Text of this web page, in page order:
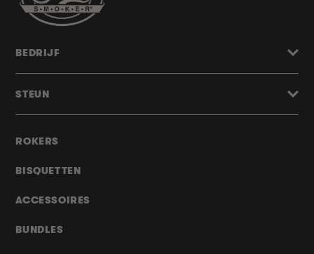
ROKERS
BISQUETTEN
ACCESSOIRES
BUNDLES
BEDRIJF
STEUN